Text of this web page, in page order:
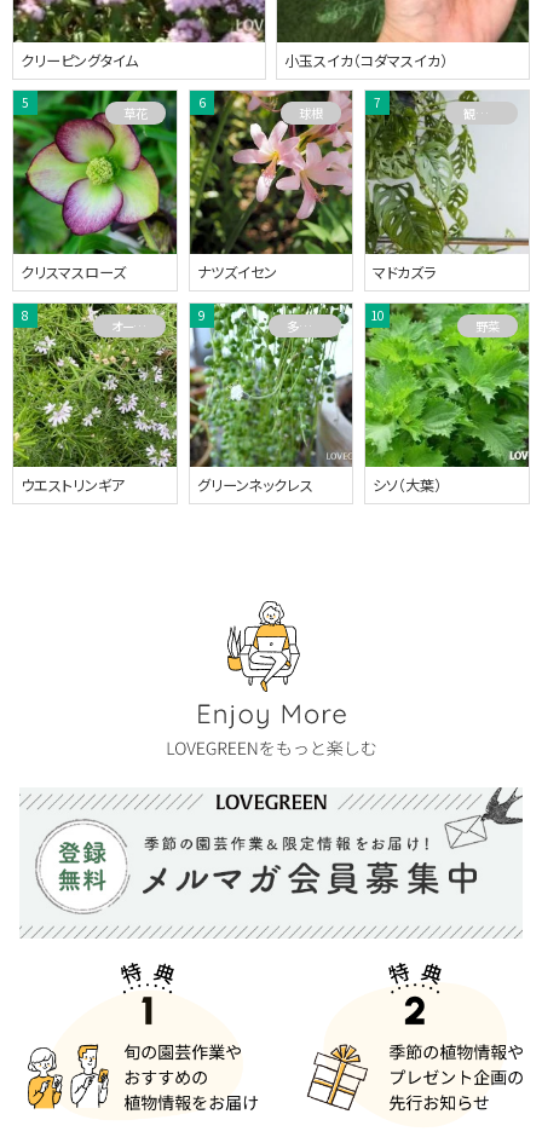
クリーピングタイム 小玉スイカ（コダマスイカ）
クリスマスローズ
草花
ナツズイセン
球根
マドカズラ
観葉植物
ウエストリンギア
オーストラリアプランツ
グリーンネックレス
多肉植物
シソ（大葉）
野菜